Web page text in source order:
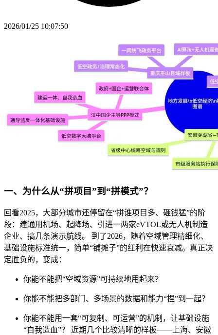
2026/01/25 10:07:50
一、为什么从“拼项目”到“拼模式”？
回看2025，大部分城市还停留在“拼谁项目多、砸钱猛”的阶
段：建通用机场、起降场、引进一两家eVTOL或无人机制造
企业、搞几条演示航线。 到了2026，随着空域管理精细化、
基础设施标准统一，简单“铺摊子”的红利在快速衰减。真正决
定胜负的，变成：
你能不能把“空域资源”可持续地用起来？
你能不能把多部门、多场景的数据和能力“捏”到一起？
你能不能用一套“可复制、可运营”的机制，让基础设施
“自我造血”？ 近期几个比较清晰的样板——上海、安徽